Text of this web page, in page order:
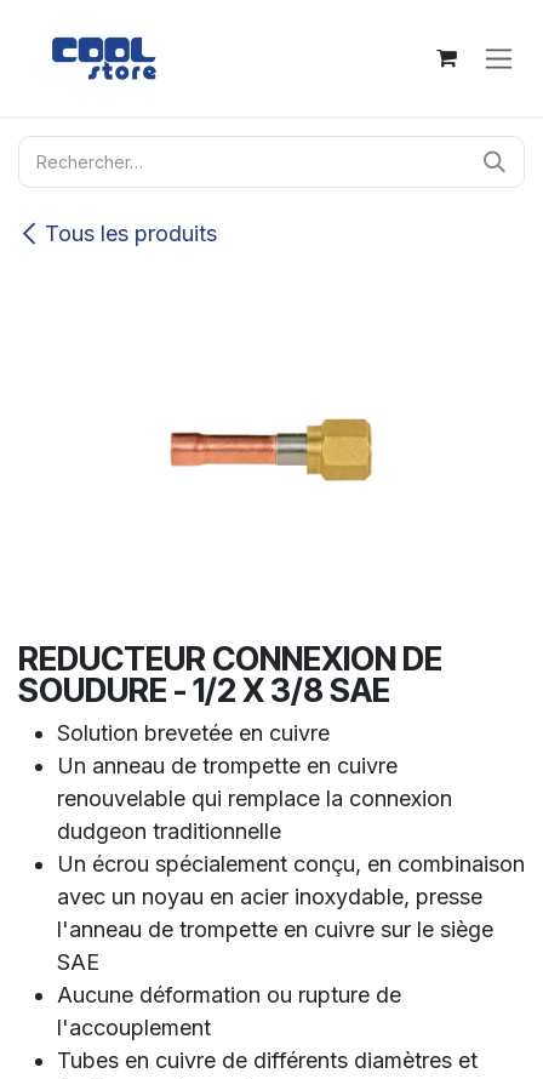
Tous les produits
REDUCTEUR CONNEXION DE
SOUDURE - 1/2 X 3/8 SAE
Solution brevetée en cuivre
Un anneau de trompette en cuivre
renouvelable qui remplace la connexion
dudgeon traditionnelle
Un écrou spécialement conçu, en combinaison
avec un noyau en acier inoxydable, presse
l'anneau de trompette en cuivre sur le siège
SAE
Aucune déformation ou rupture de
l'accouplement
Tubes en cuivre de différents diamètres et